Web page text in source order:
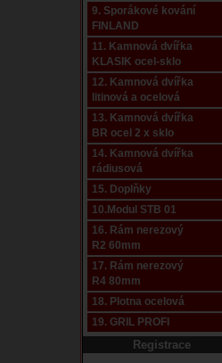
9. Sporákové kování
FINLAND
11. Kamnová dvířka
KLASIK ocel-sklo
12. Kamnová dvířka
litinová a ocelová
13. Kamnová dvířka
BR ocel 2 x sklo
14. Kamnová dvířka
rádiusová
15. Doplňky
10.Modul STB 01
16. Rám nerezový
R2 60mm
17. Rám nerezový
R4 80mm
18. Plotna ocelová
19. GRIL PROFI
Registrace